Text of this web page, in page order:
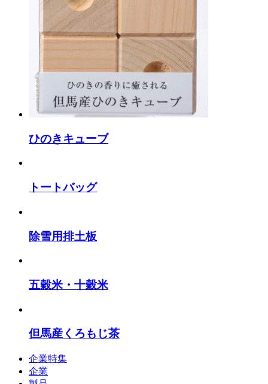
ひのきキューブ
トートバッグ
除雪用排土板
五穀米・十穀米
但馬産くろもじ茶
企業特集
企業